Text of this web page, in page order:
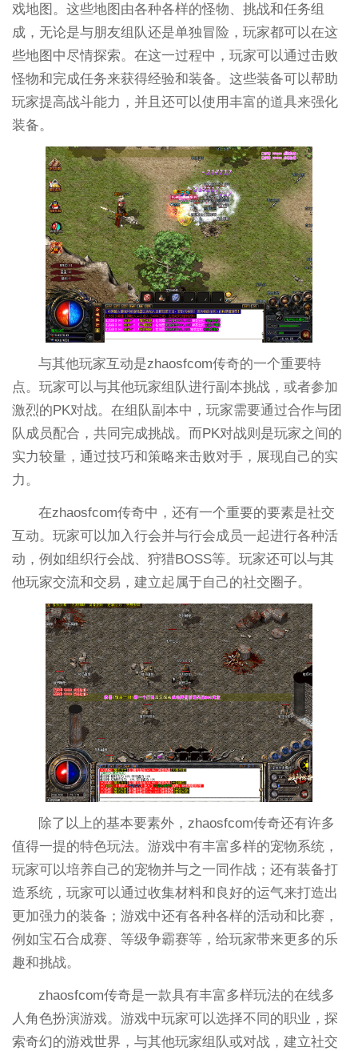
戏地图。这些地图由各种各样的怪物、挑战和任务组
成，无论是与朋友组队还是单独冒险，玩家都可以在这
些地图中尽情探索。在这一过程中，玩家可以通过击败
怪物和完成任务来获得经验和装备。这些装备可以帮助
玩家提高战斗能力，并且还可以使用丰富的道具来强化
装备。
与其他玩家互动是zhaosfcom传奇的一个重要特
点。玩家可以与其他玩家组队进行副本挑战，或者参加
激烈的PK对战。在组队副本中，玩家需要通过合作与团
队成员配合，共同完成挑战。而PK对战则是玩家之间的
实力较量，通过技巧和策略来击败对手，展现自己的实
力。
在zhaosfcom传奇中，还有一个重要的要素是社交
互动。玩家可以加入行会并与行会成员一起进行各种活
动，例如组织行会战、狩猎BOSS等。玩家还可以与其
他玩家交流和交易，建立起属于自己的社交圈子。
除了以上的基本要素外，zhaosfcom传奇还有许多
值得一提的特色玩法。游戏中有丰富多样的宠物系统，
玩家可以培养自己的宠物并与之一同作战；还有装备打
造系统，玩家可以通过收集材料和良好的运气来打造出
更加强力的装备；游戏中还有各种各样的活动和比赛，
例如宝石合成赛、等级争霸赛等，给玩家带来更多的乐
趣和挑战。
zhaosfcom传奇是一款具有丰富多样玩法的在线多
人角色扮演游戏。游戏中玩家可以选择不同的职业，探
索奇幻的游戏世界，与其他玩家组队或对战，建立社交